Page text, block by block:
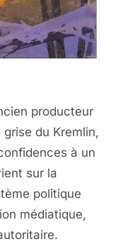
producteur
du Kremlin,
à un
sur la
politique
médiatique,